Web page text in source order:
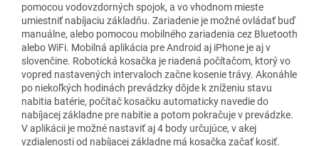
pomocou vodovzdorných spojok, a vo vhodnom mieste
umiestniť nabíjaciu základňu. Zariadenie je možné ovládať buď
manuálne, alebo pomocou mobilného zariadenia cez Bluetooth
alebo WiFi. Mobilná aplikácia pre Android aj iPhone je aj v
slovenčine. Robotická kosačka je riadená počítačom, ktorý vo
vopred nastavených intervaloch začne kosenie trávy. Akonáhle
po niekoľkých hodinách prevádzky dôjde k zníženiu stavu
nabitia batérie, počítač kosačku automaticky navedie do
nabíjacej základne pre nabitie a potom pokračuje v prevádzke.
V aplikácii je možné nastaviť aj 4 body určujúce, v akej
vzdialenosti od nabíjacej základne má kosačka začať kosiť.